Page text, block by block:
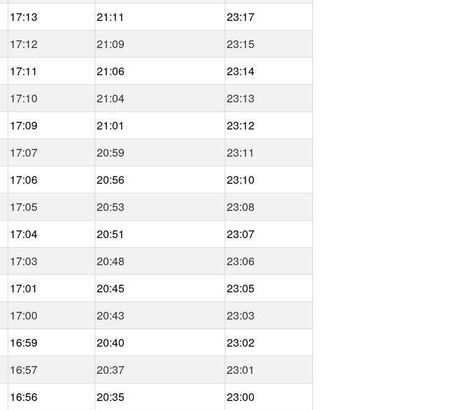
17:13 21:11
23:17
17:12 21:09
23:15
17:11 21:06
23:14
17:10 21:04
23:13
17:09 21:01
23:12
17:07 20:59
23:11
17:06 20:56
23:10
17:05 20:53
23:08
17:04 20:51
23:07
17:03 20:48
23:06
17:01 20:45
23:05
17:00 20:43
23:03
16:59 20:40
23:02
16:57 20:37
23:01
16:56 20:35
23:00